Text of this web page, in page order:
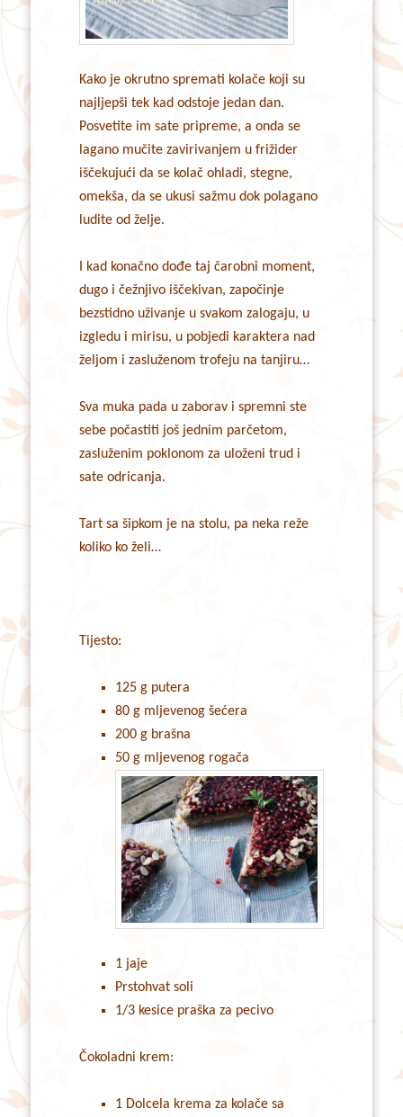
Kako je okrutno spremati kolače koji su
najljepši tek kad odstoje jedan dan.
Posvetite im sate pripreme, a onda se
lagano mučite zavirivanjem u frižider
iščekujući da se kolač ohladi, stegne,
omekša, da se ukusi sažmu dok polagano
ludite od želje.
I kad konačno dođe taj čarobni moment,
dugo i čežnjivo iščekivan, započinje
bezstidno uživanje u svakom zalogaju, u
izgledu i mirisu, u pobjedi karaktera nad
željom i zasluženom trofeju na tanjiru…
Sva muka pada u zaborav i spremni ste
sebe počastiti još jednim parčetom,
zasluženim poklonom za uloženi trud i
sate odricanja.
Tart sa šipkom je na stolu, pa neka reže
koliko ko želi…
Tijesto:
125 g putera
80 g mljevenog šećera
200 g brašna
50 g mljevenog rogača
1 jaje
Prstohvat soli
1/3 kesice praška za pecivo
Čokoladni krem:
1 Dolcela krema za kolače sa